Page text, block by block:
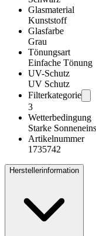
Glasmaterial
Kunststoff
Glasfarbe
Grau
Tönungsart
Einfache Tönung
UV-Schutz
UV Schutz
Filterkategorie
3
Wetterbedingung
Starke
Artikelnummer
1735742
Herstellerinformation